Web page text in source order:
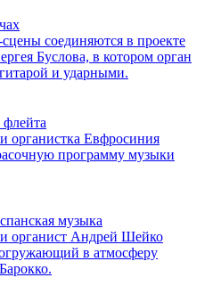
соединяются в проекте
Буслова, в котором орган
и ударными.
органистка Евфросиния
программу музыки
музыка
органист Андрей Шейко
в атмосферу